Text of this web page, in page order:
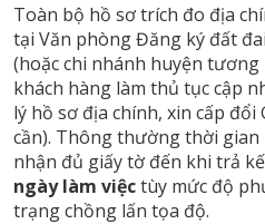
Toàn bộ hồ sơ trích đo địa
tại Văn phòng Đăng ký đất
(hoặc chi nhánh huyện
khách hàng làm thủ tục cập
lý hồ sơ địa chính, xin cấp đổi
cần). Thông thường thời
nhận đủ giấy tờ đến khi trả
ngày làm việctùy mức độ
trạng chồng lấn tọa độ.